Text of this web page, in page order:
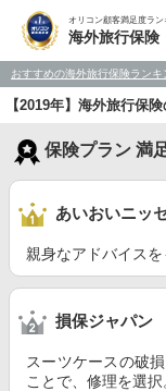
オリコン顧客満足度ラン
海外旅行保険
おすすめの海外旅行保険ランキ
【2019年】海外旅行保
保険プラン 満
あいおいニッ
親身なアドバイスを
損保ジャパン
スーツケースの破
ことで、修理を選